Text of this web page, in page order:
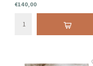
Tip: vraag van te voren een staal bij
Let op: behang kan niet geretourneerd
€140,00